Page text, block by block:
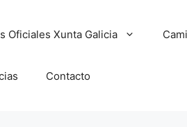
Oficiales Xunta Galicia
Contacto